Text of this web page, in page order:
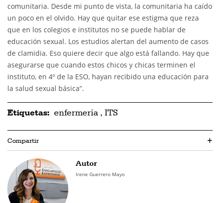
comunitaria. Desde mi punto de vista, la comunitaria ha caído
un poco en el olvido. Hay que quitar ese estigma que reza
que en los colegios e institutos no se puede hablar de
educación sexual. Los estudios alertan del aumento de casos
de clamidia. Eso quiere decir que algo está fallando. Hay que
asegurarse que cuando estos chicos y chicas terminen el
instituto, en 4º de la ESO, hayan recibido una educación para
la salud sexual básica”.
Etiquetas: enfermeria , ITS
Compartir +
Autor
Irene Guerrero Mayo